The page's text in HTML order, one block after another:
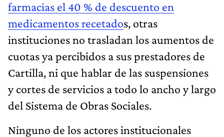
farmacias el 40 % de descuento en
medicamentos recetados, otras
instituciones no trasladan los aumentos de
cuotas ya percibidos a sus prestadores de
Cartilla, ni que hablar de las suspensiones
y cortes de servicios a todo lo ancho y largo
del Sistema de Obras Sociales.
Ninguno de los actores institucionales